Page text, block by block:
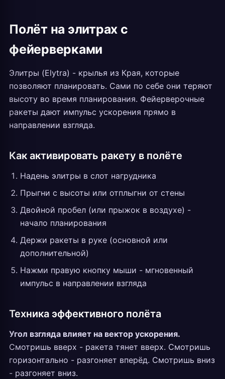
Полёт на элитрах с
фейерверками
Элитры (Elytra) - крылья из Края, которые
позволяют планировать. Сами по себе они теряют
высоту во время планирования. Фейерверочные
ракеты дают импульс ускорения прямо в
направлении взгляда.
Как активировать ракету в полёте
Надень элитры в слот нагрудника
Прыгни с высоты или отплыгни от стены
Двойной пробел (или прыжок в воздухе) -
начало планирования
Держи ракеты в руке (основной или
дополнительной)
Нажми правую кнопку мыши - мгновенный
импульс в направлении взгляда
Техника эффективного полёта
Угол взгляда влияет на вектор ускорения.
Смотришь вверх - ракета тянет вверх. Смотришь
горизонтально - разгоняет вперёд. Смотришь вниз
- разгоняет вниз.